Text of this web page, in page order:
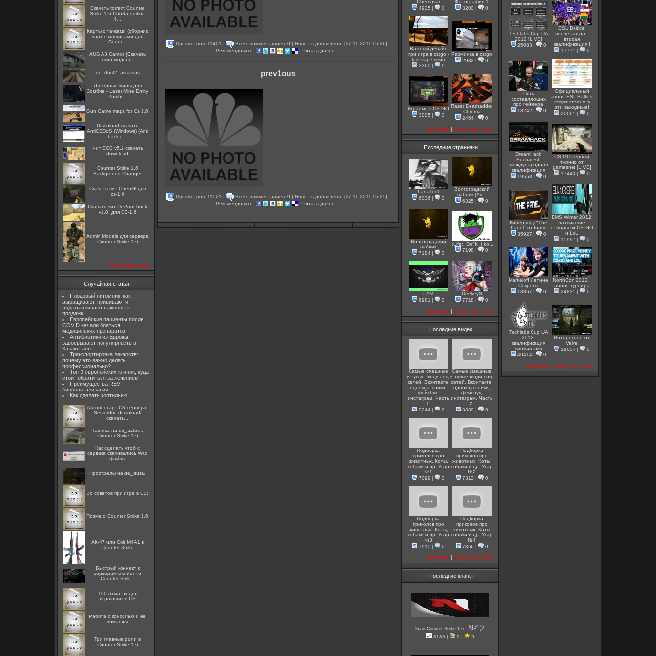
Скачать torrent Counter
Strike 1.6 CobRa edition
4...
Карты с тачками (сборник
карт с машинами для
Count...
AUG A3 Camos [Скачать
скин модель]
de_dust2_assasins
Лазерные мины для
Зомбие - Laser Mine Entity
Zombi...
Gun Game maps for Cs 1.6
Download скачать
AntiCSDoS (Windows) (Anti
hack c...
Чит ECC v5.2 скачать
download
Counter Strike 1.6
Background Changer
Скачать чит OpenGl для
cs-1.6
Скачать чит Dev!ant hook
v1.0. для CS-1.6
Admin Models для сервера
Counter Strike 1.6
посмотреть все
Случайная статья
Плодовый питомник: как
выращивают, прививают и
подготавливают саженцы к
продаже
Европейские пациенты после
COVID начали бояться
медицинских препаратов
Антибиотики из Европы
завоевывают популярность в
Казахстане
Транспортировка лекарств:
почему это важно делать
профессионально?
Топ-3 европейских клиник, куда
стоит обратиться за лечением
Преимущества REVI
биоревитализации
Как сделать коптильню
Авторестарт CS сервера!
Serverdoc download/
скачать...
Тактика на de_aztec в
Counter Strike 1.6
Как сделать чтоб с
сервака скачивались Wad
файлы
Прострелы на de_dust2
36 советов при игре в CS:
Поэма о Counter Strike 1.6
АК-47 или Colt M4A1 в
Counter Strike
Быстрый коннект к
серверам в клиенте
Counter Strik...
100 отмазок для
играющих в CS
Работа с консолью и ее
команды
Три главные роли в
Counter Strike 1.6
Просмотров: 11401 | Всего комментариев: 0 | Новость добавлена: [27.11.2011 15:26] |
Рекомендовать:
| Читать далее ...
prev1ous
Просмотров: 11521 | Всего комментариев: 0 | Новость добавлена: [27.11.2011 15:25] |
Рекомендовать:
| Читать далее ...
Chernovar
4925 | 0
Фотография 1
3200 | 0
Важный девайс
при игре в cs:go -
lost vape вейп
3360 | 0
Разминка в cs:go
2932 | 0
Играемс в CS:GO
3005 | 0
Razer Deathadder
Chroma
2454 | 0
добавить | посмотреть все
Последние странички
LanaTool
6036 | 0
Волгоградский
паблик (Ак...
6325 | 0
Волгоградский
паблик
7184 | 0
.:Life:. Do^It_| ko...
7198 | 0
LAM
6981 | 0
DeekeyS
7718 | 0
добавить | посмотреть все
Последние видео
Самые смешные
и тупые люди соц.
сетей. Вконтакте,
одноклассники,
фейсбук,
инстаграм. Часть
1.
9244| 0
Самые смешные
и тупые люди соц.
сетей. Вконтакте,
одноклассники,
фейсбук,
инстаграм. Часть
2.
8339 | 0
Подборка
приколов про
животных. Коты,
собаки и др. Угар
№1
7099 | 0
Подборка
приколов про
животных. Коты,
собаки и др. Угар
№2
7312 | 0
Подборка
приколов про
животных. Коты,
собаки и др. Угар
№3
7915 | 0
Подборка
приколов про
животных. Коты,
собаки и др. Угар
№4
7356 | 0
добавить | посмотреть все
Последние кланы
Клан Counter Strike 1.6 - ℕℤツ
3139 | 0 | 5
Techlabs Cup UA
2012 [LIVE]
25083 | 0
ESL Baltics:
послезавтра -
вторая
квалификация !
17771 | 0
Пять
составляющих
про геймера
18242 | 0
Официальный
анонс ESL Baltics:
старт сезона в
эти выходные!
20661 | 0
DreamHack
Bucharest:
международная
квалификация
19553 | 0
CS:GO первый
турнир от
gamesnet [LIVE]
17443 | 0
Кибер-шоу "The
Panel" от fnatic
35927 | 0
EMS Winter 2012:
латвийские
отборы по CS:GO
и LoL
15997 | 0
Markeloff Летние
Секреты
18367 | 0
NorthCon 2012 :
анонс турнира
24831 | 0
Techlabs Cup UA
2012:
квалификация
прибалтики
40414 | 0
Интересное от
Valve
19654 | 0
добавить | посмотреть все